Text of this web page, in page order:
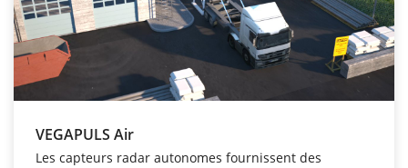
VEGAPULS Air
Les capteurs radar autonomes fournissent des